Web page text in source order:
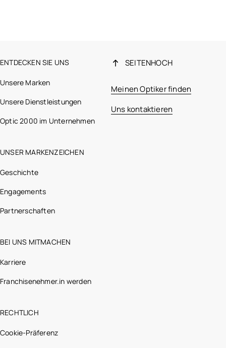
ENTDECKEN SIE UNS
Unsere Marken
Unsere Dienstleistungen
Optic 2000 im Unternehmen
UNSER MARKENZEICHEN
Geschichte
Engagements
Partnerschaften
BEI UNS MITMACHEN
Karriere
Franchisenehmer.in werden
RECHTLICH
Cookie-Präferenz
SEITENHOCH
Meinen Optiker finden
Uns kontaktieren